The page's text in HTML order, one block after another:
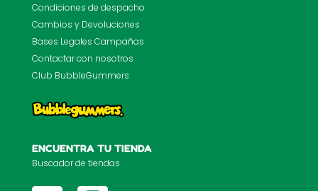
Condiciones de despacho
Cambios y Devoluciones
Bases Legales Campañas
Contactar con nosotros
Club BubbleGummers
ENCUENTRA TU TIENDA
Buscador de tiendas